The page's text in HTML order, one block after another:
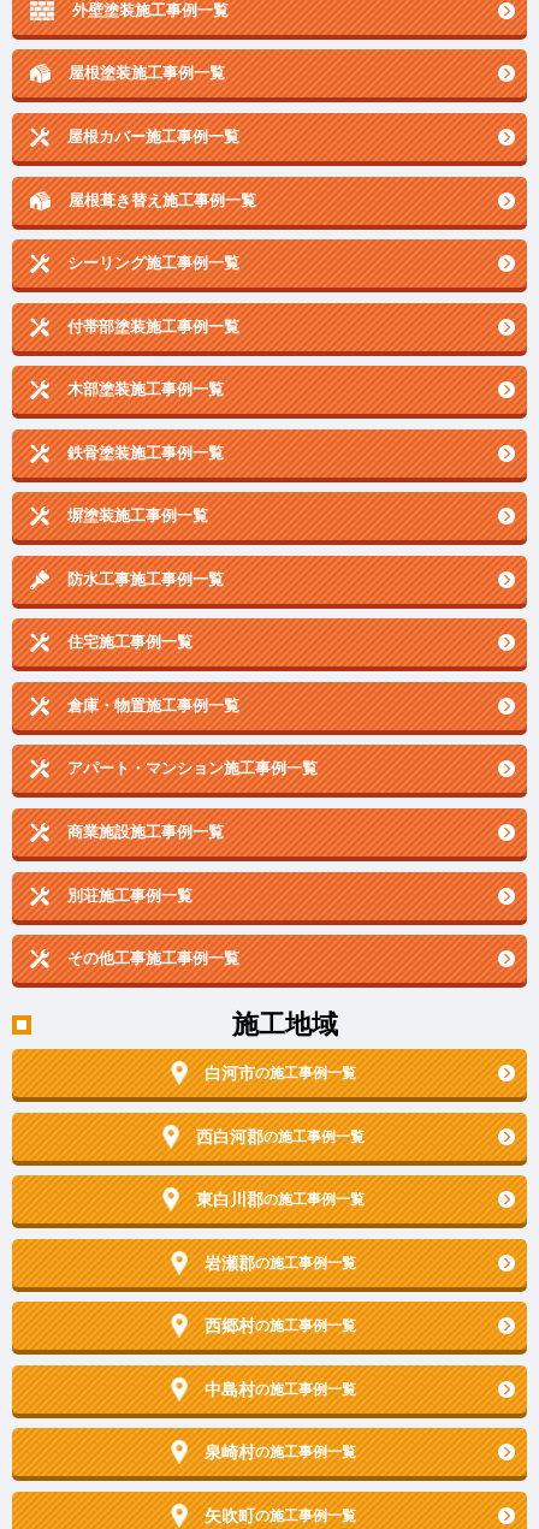
外壁塗装施工事例一覧
屋根塗装施工事例一覧
屋根カバー施工事例一覧
屋根葺き替え施工事例一覧
シーリング施工事例一覧
付帯部塗装施工事例一覧
木部塗装施工事例一覧
鉄骨塗装施工事例一覧
塀塗装施工事例一覧
防水工事施工事例一覧
住宅施工事例一覧
倉庫・物置施工事例一覧
アパート・マンション施工事例一覧
商業施設施工事例一覧
別荘施工事例一覧
その他工事施工事例一覧
施工地域
白河市の施工事例一覧
西白河郡の施工事例一覧
東白川郡の施工事例一覧
岩瀬郡の施工事例一覧
西郷村の施工事例一覧
中島村の施工事例一覧
泉崎村の施工事例一覧
矢吹町の施工事例一覧